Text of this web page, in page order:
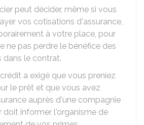
peut décider, même si vous
vos cotisations d'assurance,
à votre place, pour
ne pas perdre le bénéfice des
dans le contrat.
a exigé que vous preniez
le prêt et que vous avez
auprès d'une compagnie
doit informer l'organisme de